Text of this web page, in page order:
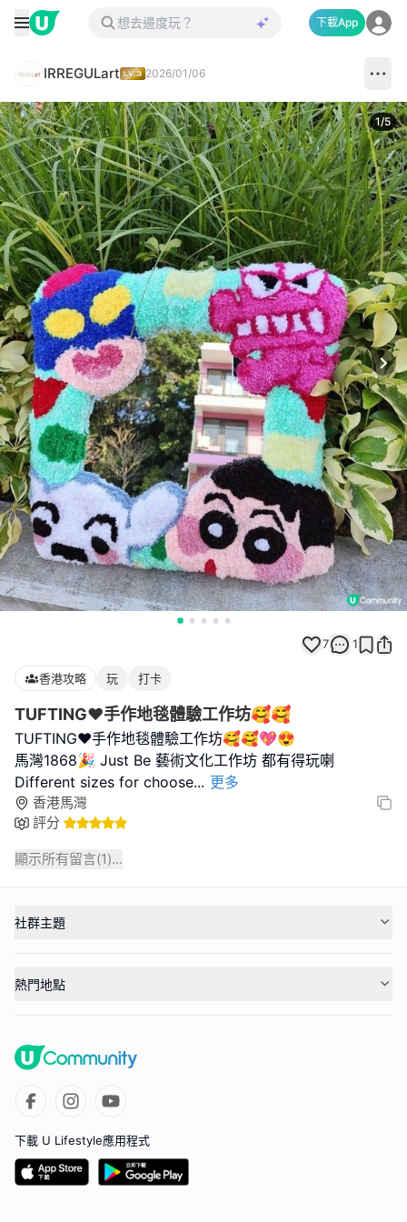
下載App
IRREGULart 2026/01/06
1/5
7 1
香港攻略 玩 打卡
TUFTING❤️手作地毯體驗工作坊🥰🥰
TUFTING❤️手作地毯體驗工作坊🥰🥰💖😍
馬灣1868🎉 Just Be 藝術文化工作坊 都有得玩喇
Different sizes for choose... 更多
香港馬灣
評分
顯示所有留言(1)...
社群主題
熱門地點
下載 U Lifestyle應用程式